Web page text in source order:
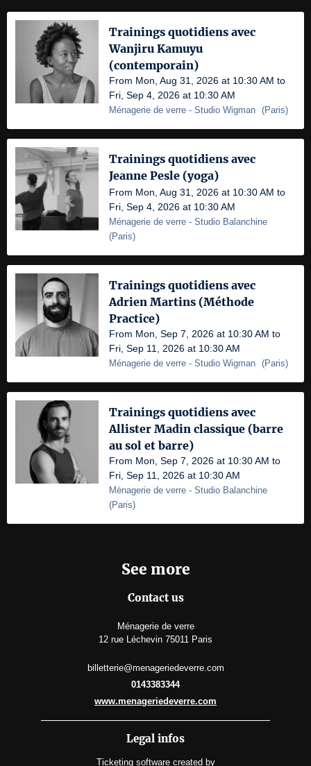
Trainings quotidiens avec
Wanjiru Kamuyu
(contemporain)
From Mon, Aug 31, 2026 at 10:30 AM to
Fri, Sep 4, 2026 at 10:30 AM
Ménagerie de verre - Studio Wigman (Paris)
Trainings quotidiens avec
Jeanne Pesle (yoga)
From Mon, Aug 31, 2026 at 10:30 AM to
Fri, Sep 4, 2026 at 10:30 AM
Ménagerie de verre - Studio Balanchine
(Paris)
Trainings quotidiens avec
Adrien Martins (Méthode
Practice)
From Mon, Sep 7, 2026 at 10:30 AM to
Fri, Sep 11, 2026 at 10:30 AM
Ménagerie de verre - Studio Wigman (Paris)
Trainings quotidiens avec
Allister Madin classique (barre
au sol et barre)
From Mon, Sep 7, 2026 at 10:30 AM to
Fri, Sep 11, 2026 at 10:30 AM
Ménagerie de verre - Studio Balanchine
(Paris)
See more
Contact us
Ménagerie de verre
12 rue Léchevin 75011 Paris
billetterie@menageriedeverre.com
0143383344
www.menageriedeverre.com
Legal infos
Ticketing software created by